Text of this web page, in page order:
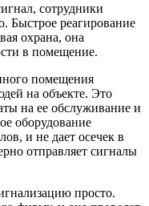
сотрудники
Быстрое реагирование
охрана, она
в помещение.
помещения
на объекте. Это
на ее обслуживание и
оборудование
и не дает осечек в
отправляет сигналы
просто.